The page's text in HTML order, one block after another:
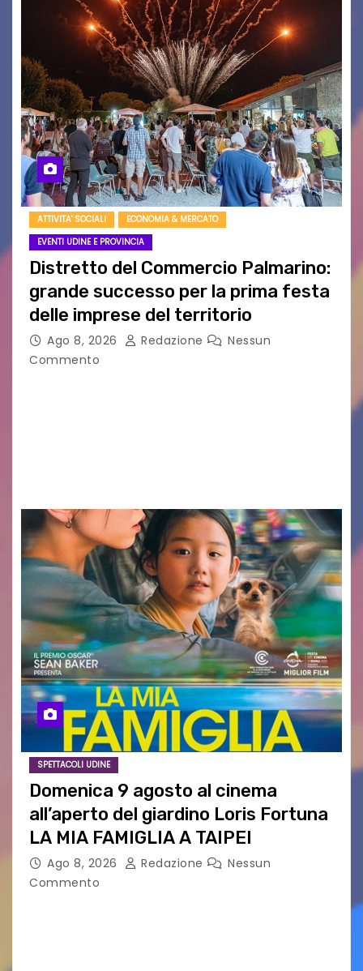
ATTIVITA' SOCIALI
ECONOMIA & MERCATO
EVENTI UDINE E PROVINCIA
Distretto del Commercio Palmarino:
grande successo per la prima festa
delle imprese del territorio
Ago 8, 2026 Redazione
Nessun
Commento
SPETTACOLI UDINE
Domenica 9 agosto al cinema
all’aperto del giardino Loris Fortuna
LA MIA FAMIGLIA A TAIPEI
Ago 8, 2026 Redazione
Nessun
Commento